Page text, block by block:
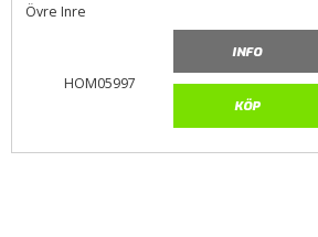
HOM05997
Övre Inre
INFO
KÖP